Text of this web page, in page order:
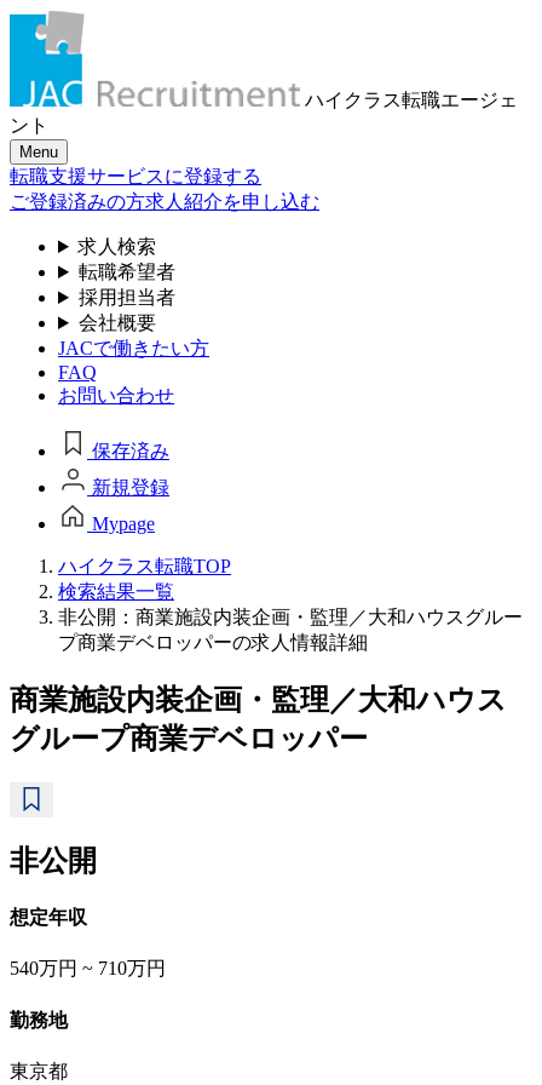
ハイクラス転職エージェ
ント
Menu
転職支援サービスに登録する
ご登録済みの方求人紹介を申し込む
求人検索
転職希望者
採用担当者
会社概要
JACで働きたい方
FAQ
お問い合わせ
保存済み
新規登録
Mypage
ハイクラス転職TOP
検索結果一覧
非公開：商業施設内装企画・監理／大和ハウスグルー
プ商業デベロッパーの求人情報詳細
商業施設内装企画・監理／大和ハウス
グループ商業デベロッパー
非公開
想定年収
540万円 ~ 710万円
勤務地
東京都